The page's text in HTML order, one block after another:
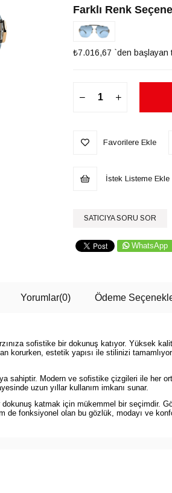
Farklı Renk
₺7.016,67 `den başlayan
Favorilere Ekle
İstek Listeme Ekle
SATICIYA SORU SOR
WhatsApp
Yorumlar(0) Ödeme
sofistike bir dokunuş katıyor. Yüksek
korurken, estetik yapısı ile stilinizi
sahiptir. Modern ve sofistike çizgileri ile her
uzun yıllar kullanım imkanı sunar.
katmak için mükemmel bir seçimdir.
de fonksiyonel olan bu gözlük, modayı ve